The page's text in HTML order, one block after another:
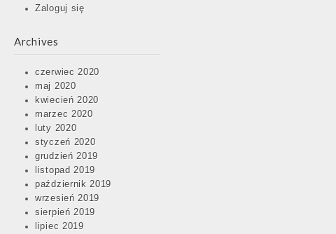
Zaloguj się
Archives
czerwiec 2020
maj 2020
kwiecień 2020
marzec 2020
luty 2020
styczeń 2020
grudzień 2019
listopad 2019
październik 2019
wrzesień 2019
sierpień 2019
lipiec 2019